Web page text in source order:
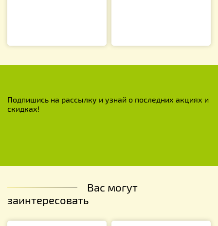
Подпишись на рассылку и узнай о последних акциях и
скидках!
Вас могут
заинтересовать